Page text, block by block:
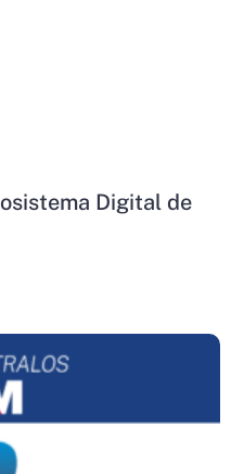
Digital de